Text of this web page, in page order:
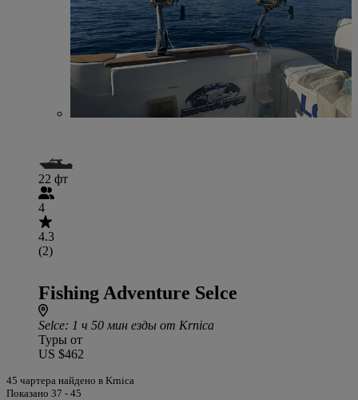
22 фт
4
4.3
(2)
Fishing Adventure Selce
Selce: 1 ч 50 мин езды от Krnica
Туры от
US $462
45 чартера найдено в Krnica
Показано 37 - 45